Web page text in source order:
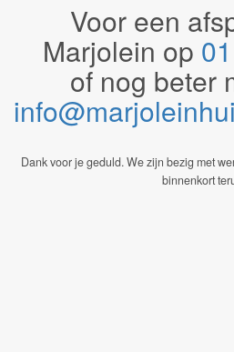
Voor een
Marjolein op
of nog beter
Dank voor je geduld. We zijn bezig met
binnenkort